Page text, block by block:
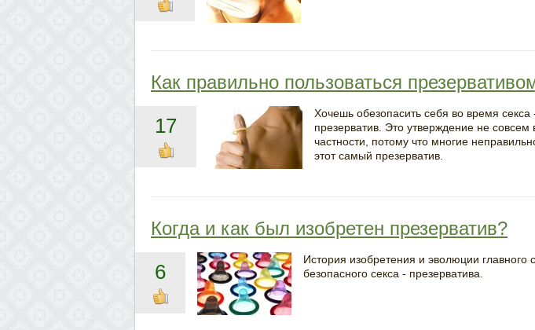
Как правильно пользоваться
17
Хочешь обезопасить себя во время секса
презерватив. Это утверждение не совсем
частности, потому что многие
этот самый презерватив.
Когда и как был изобретен презерватив?
6
История изобретения и эволюции главного
безопасного секса - презерватива.